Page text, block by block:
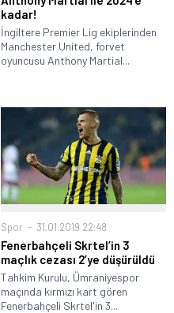
kadar!
İngiltere Premier Lig ekiplerinden
Manchester United, forvet
oyuncusu Anthony Martial...
Spor 31.01.2019 22:48
Fenerbahçeli Skrtel’in 3
maçlık cezası 2’ye düşürüldü
Tahkim Kurulu, Ümraniyespor
maçında kırmızı kart gören
Fenerbahçeli Skrtel'in 3...